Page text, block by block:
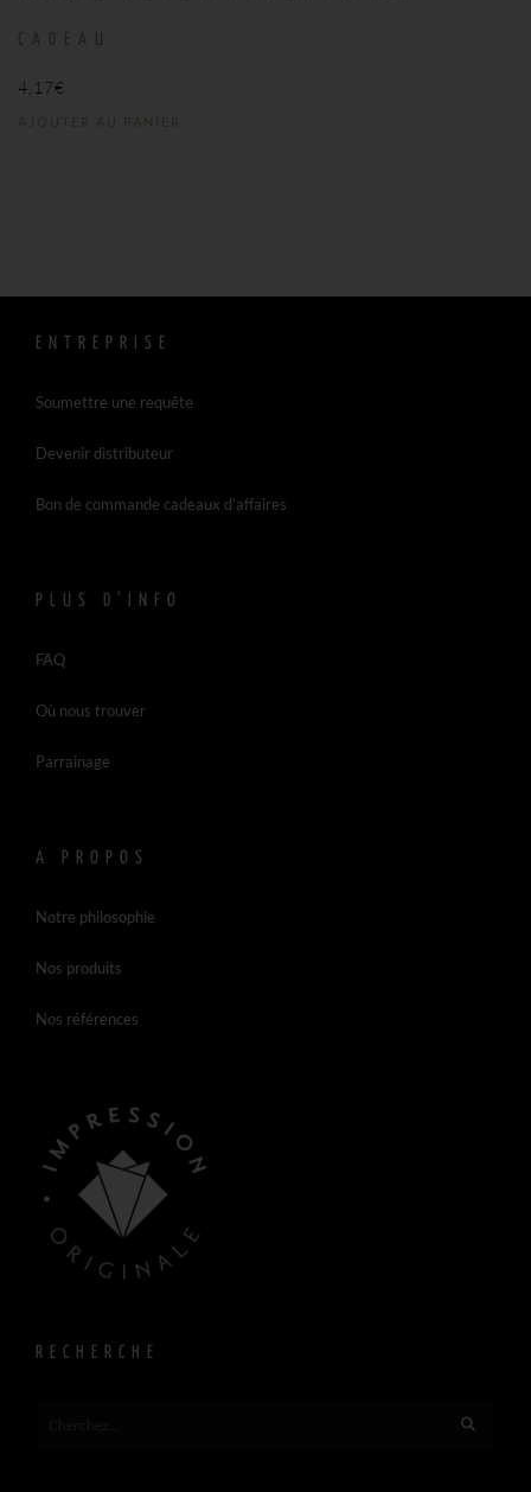
4,17€
AJOUTER AU PANIER
ENTREPRISE
Soumettre une requête
Devenir distributeur
Bon de commande cadeaux d’affaires
PLUS D’INFO
FAQ
Où nous trouver
Parrainage
A PROPOS
Notre philosophie
Nos produits
Nos références
RECHERCHE